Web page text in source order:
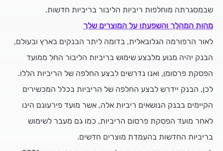
שבמסגרתה מוחלפות ריביות הליבור בריביות חדשות.
מהות המהלך והשפעתו על המוצרים שלך
לאור הרפורמה הגלובאלית, בדומה ליתר הבנקים בארץ ובעולם,
הבנק יהיה מנוע מלבצע שימוש בריביות הליבור החל ממועד
הפסקת פרסומן, ואנו נדרשים לבצע החלפה של הריביות הללו.
לכן, הבנק יידרש לבצע החלפה של הריביות בכלל המכשירים
הקיימים בבנק הנושאים ריביות אלה, אשר מועד פירעונם הינו
לאחר מועד הפסקת פרסום הריביות, כמו גם מעבר לשימוש
בריביות החדשות בהעמדת מוצרים חדשים.